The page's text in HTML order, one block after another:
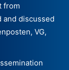
from
and discussed
VG,